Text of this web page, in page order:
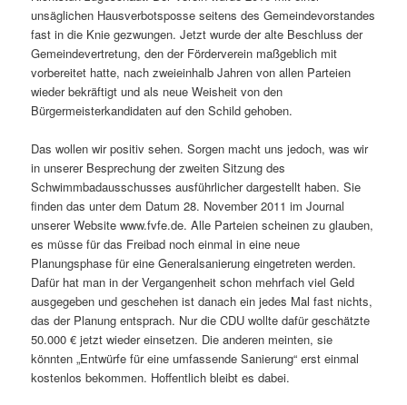
unsäglichen Hausverbotsposse seitens des Gemeindevorstandes
fast in die Knie gezwungen. Jetzt wurde der alte Beschluss der
Gemeindevertretung, den der Förderverein maßgeblich mit
vorbereitet hatte, nach zweieinhalb Jahren von allen Parteien
wieder bekräftigt und als neue Weisheit von den
Bürgermeisterkandidaten auf den Schild gehoben.
Das wollen wir positiv sehen. Sorgen macht uns jedoch, was wir
in unserer Besprechung der zweiten Sitzung des
Schwimmbadausschusses ausführlicher dargestellt haben. Sie
finden das unter dem Datum 28. November 2011 im Journal
unserer Website www.fvfe.de. Alle Parteien scheinen zu glauben,
es müsse für das Freibad noch einmal in eine neue
Planungsphase für eine Generalsanierung eingetreten werden.
Dafür hat man in der Vergangenheit schon mehrfach viel Geld
ausgegeben und geschehen ist danach ein jedes Mal fast nichts,
das der Planung entsprach. Nur die CDU wollte dafür geschätzte
50.000 € jetzt wieder einsetzen. Die anderen meinten, sie
könnten „Entwürfe für eine umfassende Sanierung“ erst einmal
kostenlos bekommen. Hoffentlich bleibt es dabei.